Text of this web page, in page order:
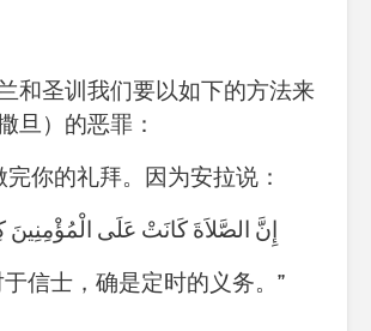
和圣训我们要以如下的方法来
旦）的恶罪：
完你的礼拜。因为安拉说：
إِنَّ الصَّلاَةَ كَانَتْ عَلَى الْمُؤْمِنِينَ
于信士，确是定时的义务。”